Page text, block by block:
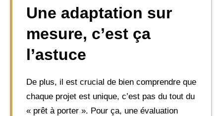
Une adaptation sur
mesure, c’est ça
l’astuce
De plus, il est crucial de bien comprendre que
chaque projet est unique, c’est pas du tout du
« prêt à porter ». Pour ça, une évaluation